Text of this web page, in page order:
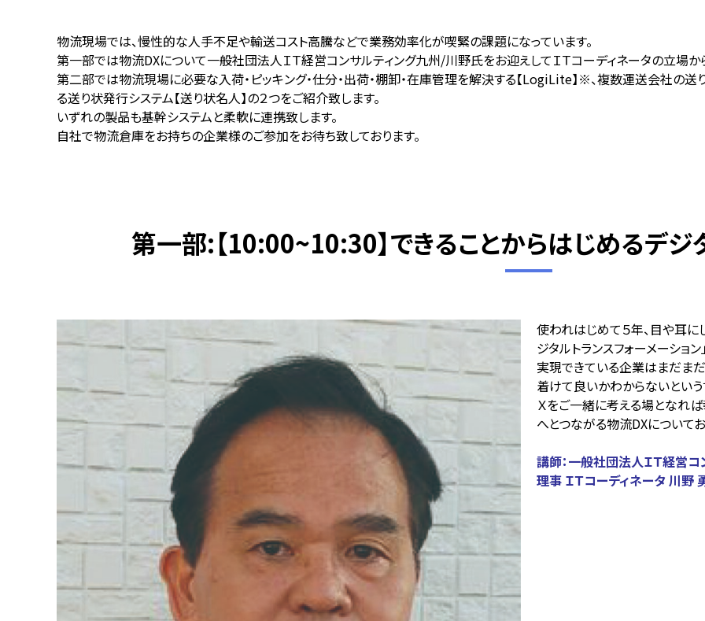
物流現場では、慢性的な人手不足や輸送コスト高騰などで業務効率化が喫緊の課題になっています。
第一部では物流DXについて一般社団法人ＩＴ経営コンサルティング九州/川野氏をお迎えしてＩＴコーディネータの立場か
第二部では物流現場に必要な入荷・ピッキング・仕分・出荷・棚卸・在庫管理を解決する【LogiLite】※、複数運送会社の
る送り状発行システム【送り状名人】の２つをご紹介致します。
いずれの製品も基幹システムと柔軟に連携致します。
自社で物流倉庫をお持ちの企業様のご参加をお待ち致しております。
第一部:【10:00~10:30】できることからはじめるデジ
使われはじめて５年、目や耳に
ジタルトランスフォーメーション
実現できている企業はまだま
着けて良いかわからないという
Ｘをご一緒に考える場となれ
へとつながる物流DXについて
講師：一般社団法人ＩＴ経営
理事 ＩＴコーディネータ 川野